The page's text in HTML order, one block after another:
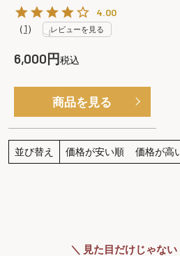
4.00
（1） レビューを見る
6,000 税込
商品を見る
並び替え 価格が安い順 価格が高
＼ 見た目だけじゃな